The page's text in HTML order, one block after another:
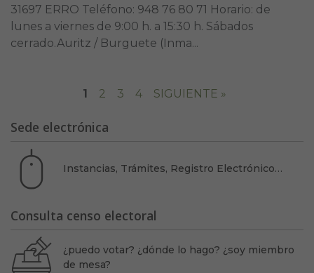
31697 ERRO Teléfono: 948 76 80 71 Horario: de
lunes a viernes de 9:00 h. a 15:30 h. Sábados
cerrado.Auritz / Burguete (Inma...
1 2 3 4 SIGUIENTE »
Sede electrónica
Instancias, Trámites, Registro Electrónico…
Consulta censo electoral
¿puedo votar? ¿dónde lo hago? ¿soy miembro
de mesa?